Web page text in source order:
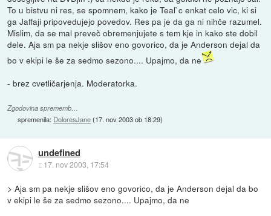
To u bistvu ni res, se spomnem, kako je Teal`c enkat celo vic, ki si
ga Jaffaji pripovedujejo povedov. Res pa je da ga ni nihče razumel.
Mislim, da se mal preveč obremenjujete s tem kje in kako ste dobil
dele. Aja sm pa nekje slišov eno govorico, da je Anderson dejal da
bo v ekipi le še za sedmo sezono.... Upajmo, da ne
- brez cvetličarjenja. Moderatorka.
Zgodovina sprememb…
spremenila: DoloresJane(17. nov 2003 ob 18:29)
undefined
:: 17. nov 2003, 17:54
> Aja sm pa nekje slišov eno govorico, da je Anderson dejal da bo
v ekipi le še za sedmo sezono.... Upajmo, da ne